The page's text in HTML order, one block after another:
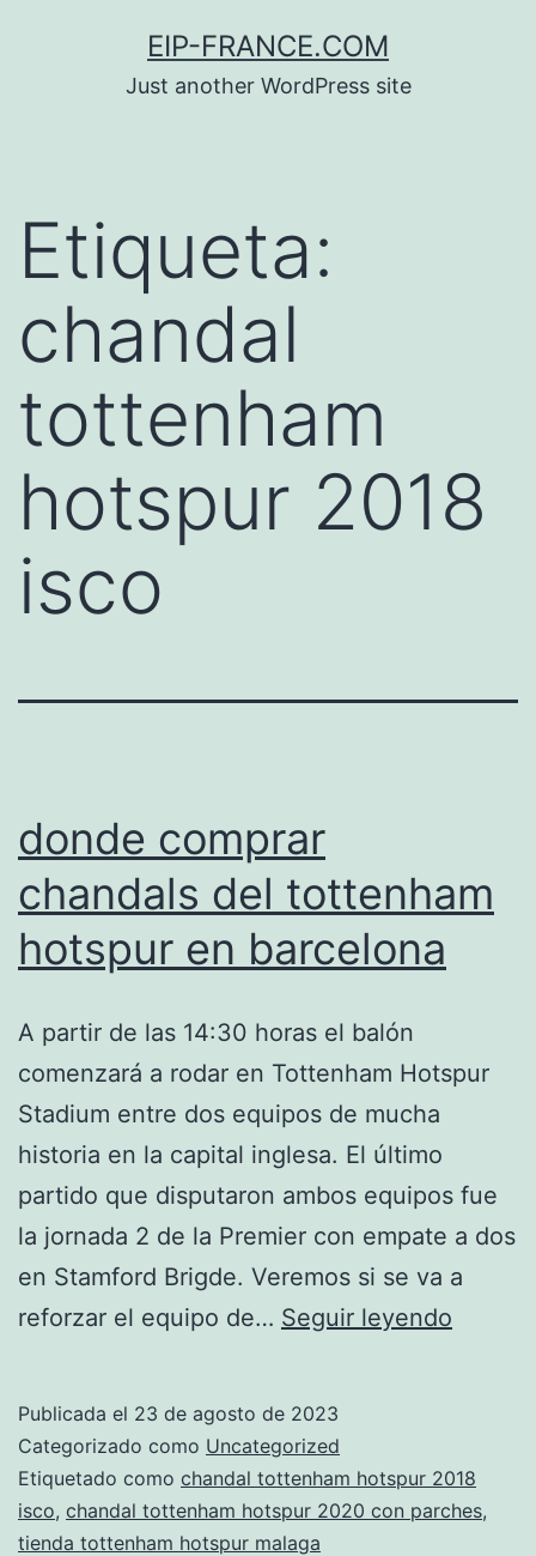
EIP-FRANCE.COM
Just another WordPress site
Etiqueta:
chandal
tottenham
hotspur 2018
isco
donde comprar
chandals del tottenham
hotspur en barcelona
A partir de las 14:30 horas el balón
comenzará a rodar en Tottenham Hotspur
Stadium entre dos equipos de mucha
historia en la capital inglesa. El último
partido que disputaron ambos equipos fue
la jornada 2 de la Premier con empate a dos
en Stamford Brigde. Veremos si se va a
reforzar el equipo de… Seguir leyendo
hotspur
Publicada el 23 de agosto de 2023
Categorizado como Uncategorized
Etiquetado como chandal tottenham hotspur 2018
isco, chandal tottenham hotspur 2020 con parches,
tienda tottenham hotspur malaga